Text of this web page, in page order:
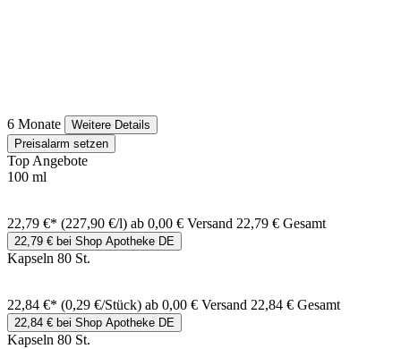
6 Monate
Weitere Details
Preisalarm setzen
Top Angebote
100 ml
22,79 €* (227,90 €/l) ab 0,00 € Versand 22,79 € Gesamt
22,79 € bei Shop Apotheke DE
Kapseln 80 St.
22,84 €* (0,29 €/Stück) ab 0,00 € Versand 22,84 € Gesamt
22,84 € bei Shop Apotheke DE
Kapseln 80 St.